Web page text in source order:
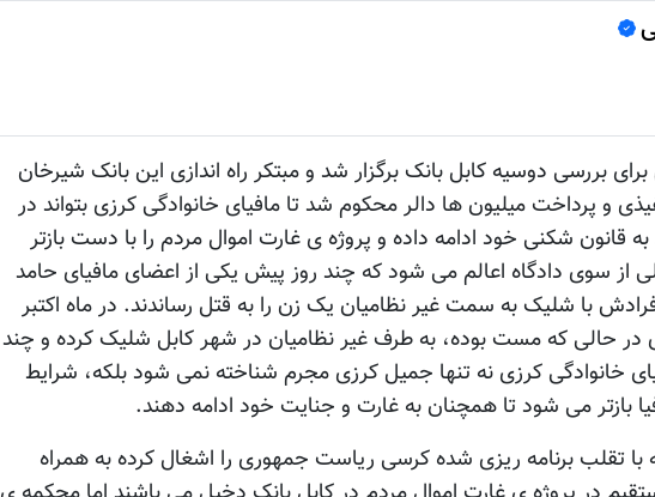
بررسی دوسیه کابل بانک برگزار شد و مبتکر راه اندازی این بانک شیرخان
و پرداخت میلیون ها دالر محکوم شد تا مافیای خانوادگی کرزی بتواند در
شکنی خود ادامه داده و پروژه ی غارت اموال مردم را با دست بازتر
از سوی دادگاه اعالم می شود که چند روز پیش یکی از اعضای مافیای حامد
با شلیک به سمت غیر نظامیان یک زن را به قتل رساندند. در ماه اکتبر
کرزی در حالی که مست بوده، به طرف غیر نظامیان در شهر کابل شلیک کرده و چند
خانوادگی کرزی نه تنها جمیل کرزی مجرم شناخته نمی شود بلکه، شرایط
بازتر می شود تا همچنان به غارت و جنایت خود ادامه دهند.
برنامه ریزی شده کرسی ریاست جمهوری را اشغال کرده به همراه